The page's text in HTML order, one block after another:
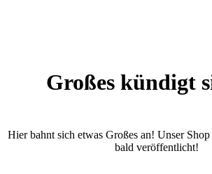
Großes kündigt
Hier bahnt sich etwas Großes an! Unser
bald veröffentlicht!